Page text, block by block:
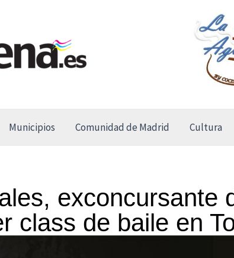
Municipios Comunidad de Madrid Cultura
exconcursante
class de baile en